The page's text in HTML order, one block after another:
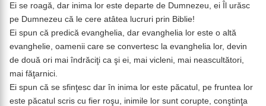
Ei se roagă, dar inima lor este departe de Dumnezeu, ei Îl urăsc
pe Dumnezeu că le cere atâtea lucruri prin Biblie!
Ei spun că predică evanghelia, dar evanghelia lor este o altă
evanghelie, oamenii care se convertesc la evanghelia lor, devin
de două ori mai îndrăciţi ca şi ei, mai vicleni, mai neascultători,
mai făţarnici.
Ei spun că se sfinţesc dar în inima lor este păcatul, pe fruntea lor
este păcatul scris cu fier roşu, inimile lor sunt corupte, conştinţa